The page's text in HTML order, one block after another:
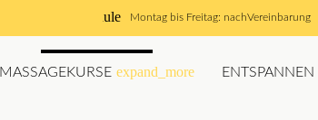
schedule Montag bis Freitag: nachVereinbarung
MASSAGEKURSE expand_more ENTSPANNEN